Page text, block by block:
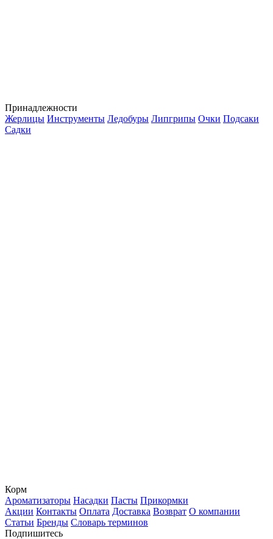
Принадлежности
Жерлицы Инструменты Ледобуры Липгрипы Очки Подсаки
Садки
Корм
Ароматизаторы Насадки Пасты Прикормки
Акции Контакты Оплата Доставка Возврат О компании
Статьи Бренды Словарь терминов
Подпишитесь